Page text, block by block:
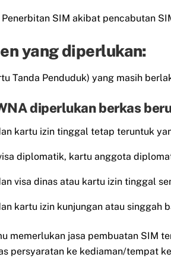
Penerbitan SIM akibat pencabutan
yang diperlukan:
Tanda Penduduk) yang masih
diperlukan berkas
kartu izin tinggal tetap teruntuk
diplomatik, kartu anggota
visa dinas atau kartu izin tinggal
kartu izin kunjungan atau singgah
memerlukan jasa pembuatan SIM
persyaratan ke kediaman/tempat